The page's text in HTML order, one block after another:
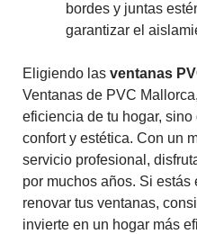
bordes y juntas
garantizar el
Eligiendo las ventanas
Ventanas de PVC
eficiencia de tu hogar,
confort y estética. Con un
servicio profesional,
por muchos años. Si estás
renovar tus ventanas,
invierte en un hogar más